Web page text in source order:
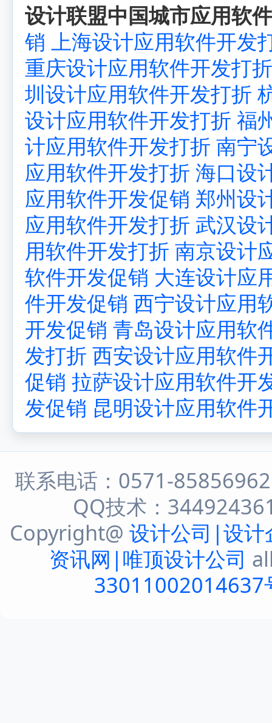
设计联盟中国城市应用软
销 上海设计应用软件开发
重庆设计应用软件开发打折
圳设计应用软件开发打折
设计应用软件开发打折 福
计应用软件开发打折 南宁
应用软件开发打折 海口设
应用软件开发促销 郑州设
应用软件开发打折 武汉设
用软件开发打折 南京设计
软件开发促销 大连设计应
件开发促销 西宁设计应用
开发促销 青岛设计应用软
发打折 西安设计应用软件
促销 拉萨设计应用软件开
发促销 昆明设计应用软件
联系电话：0571-
QQ技术：
Copyright@ 设计公司|设计
资讯网|唯顶设计公司
33011002014637